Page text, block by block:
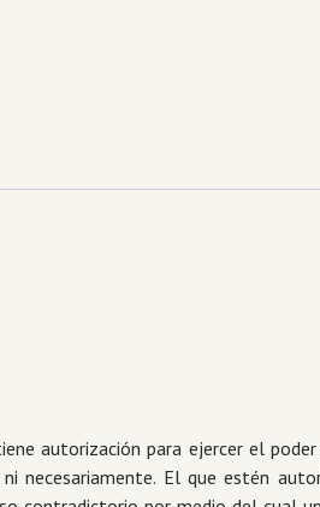
autorización para ejercer el
necesariamente. El que estén